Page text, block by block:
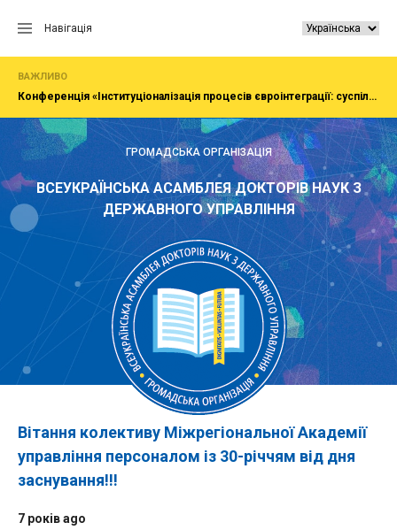
Навігація
ВАЖЛИВО
Конференція «Інституціоналізація процесів євроінтеграції: суспільство, економіка, адміністрування»
ГРОМАДСЬКА ОРГАНІЗАЦІЯ
ВСЕУКРАЇНСЬКА АСАМБЛЕЯ ДОКТОРІВ НАУК З
ДЕРЖАВНОГО УПРАВЛІННЯ
Вітання колективу Міжрегіональної Академії
управління персоналом із 30-річчям від дня
заснування!!!
7 років ago